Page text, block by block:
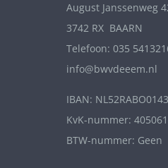
August Janssenweg
3742 RX BAARN
Telefoon: 035
info@bwvdeeem.nl
IBAN:
KvK-nummer:
BTW-nummer: Geen